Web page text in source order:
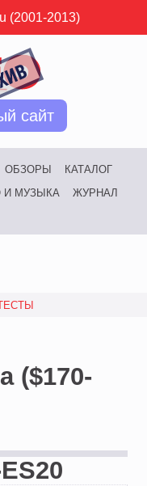
(2001-2013)
сайт
ОБЗОРЫ
КАТАЛОГ
И МУЗЫКА
ЖУРНАЛ
($170-